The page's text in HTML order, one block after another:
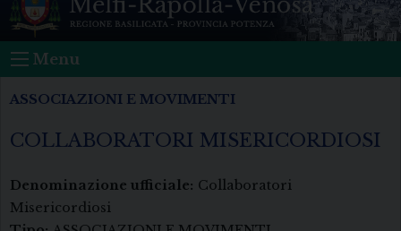
Menu
ASSOCIAZIONI E MOVIMENTI
COLLABORATORI MISERICORDIOSI
Denominazione ufficiale: Collaboratori
Misericordiosi